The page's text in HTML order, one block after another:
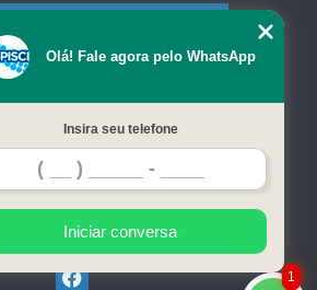
Contato
Mapa do site
1
Olá! Fale agora pelo WhatsApp
Insira seu telefone
Iniciar conversa